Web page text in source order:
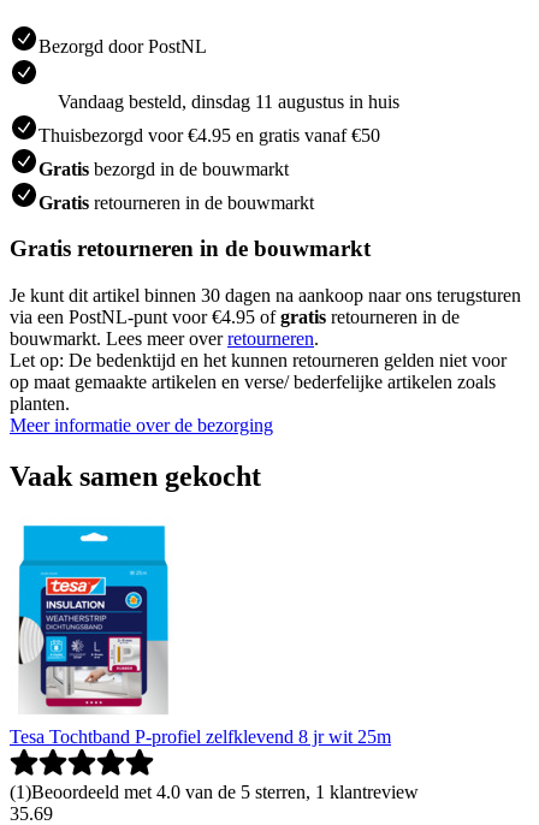
Bezorgd door PostNL
Vandaag besteld, dinsdag 11 augustus in huis
Thuisbezorgd voor €4.95 en gratis vanaf €50
Gratis bezorgd in de bouwmarkt
Gratis retourneren in de bouwmarkt
Gratis retourneren in de bouwmarkt
Je kunt dit artikel binnen 30 dagen na aankoop naar ons terugsturen
via een PostNL-punt voor €4.95 ofgratis retourneren in de
bouwmarkt. Lees meer overretourneren.
Let op: De bedenktijd en het kunnen retourneren gelden niet voor
op maat gemaakte artikelen en verse/ bederfelijke artikelen zoals
planten.
Meer informatie over de bezorging
Vaak samen gekocht
Tesa Tochtband P-profiel zelfklevend 8 jr wit 25m
(1)Beoordeeld met 4.0 van de 5 sterren, 1 klantreview
35.69